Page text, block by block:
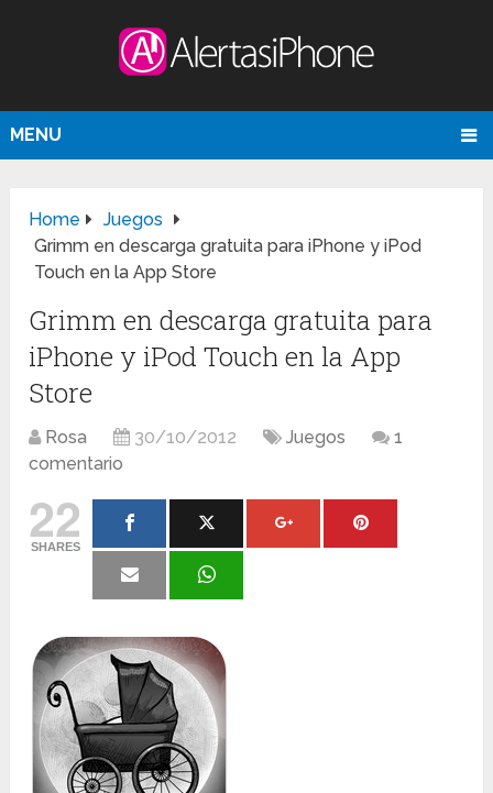
MENU
Home
Juegos
Grimm en descarga gratuita para iPhone y iPod
Touch en la App Store
Grimm en descarga gratuita para
iPhone y iPod Touch en la App
Store
Rosa 30/10/2012 Juegos
1
comentario
22
SHARES